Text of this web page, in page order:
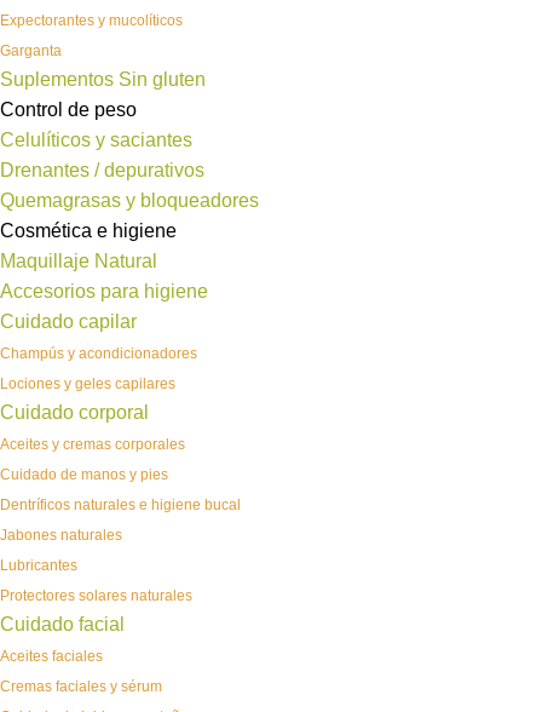
Expectorantes y mucolíticos
Garganta
Suplementos Sin gluten
Control de peso
Celulíticos y saciantes
Drenantes / depurativos
Quemagrasas y bloqueadores
Cosmética e higiene
Maquillaje Natural
Accesorios para higiene
Cuidado capilar
Champús y acondicionadores
Lociones y geles capilares
Cuidado corporal
Aceites y cremas corporales
Cuidado de manos y pies
Dentríficos naturales e higiene bucal
Jabones naturales
Lubricantes
Protectores solares naturales
Cuidado facial
Aceites faciales
Cremas faciales y sérum